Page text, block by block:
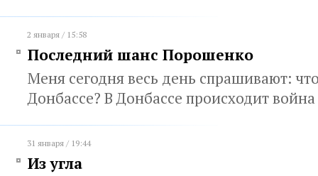
2 января / 15:58
Последний шанс Порошенко
Меня сегодня весь день спрашивают:
Донбассе? В Донбассе происходит война
31 января / 19:44
Из угла